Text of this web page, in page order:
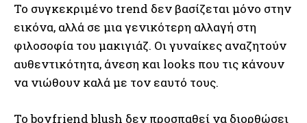
Το συγκεκριμένο trend δεν βασίζεται μόνο στην
εικόνα, αλλά σε μια γενικότερη αλλαγή στη
φιλοσοφία του μακιγιάζ. Οι γυναίκες αναζητούν
αυθεντικότητα, άνεση και looks που τις κάνουν
να νιώθουν καλά με τον εαυτό τους.
Το boyfriend blush δεν προσπαθεί να διορθώσει